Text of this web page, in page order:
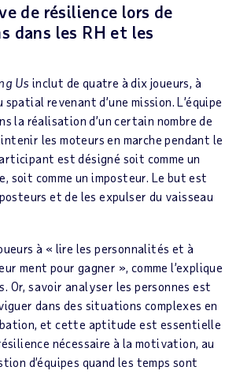
de résilience lors de
dans les RH et les
Us inclut de quatre à dix joueurs, à
spatial revenant d’une mission. L’équipe
la réalisation d’un certain nombre de
les moteurs en marche pendant le
est désigné soit comme un
soit comme un imposteur. Le but est
et de les expulser du vaisseau
à « lire les personnalités et à
ment pour gagner », comme l’explique
. Or, savoir analyser les personnes est
dans des situations complexes en
et cette aptitude est essentielle
nécessaire à la motivation, au
d’équipes quand les temps sont